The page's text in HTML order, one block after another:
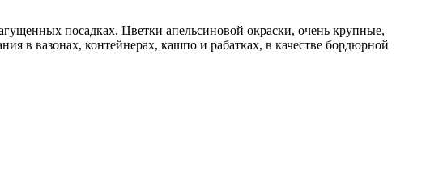
посадках. Цветки апельсиновой окраски, очень крупные,
в вазонах, контейнерах, кашпо и рабатках, в качестве бордюрной